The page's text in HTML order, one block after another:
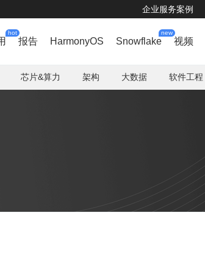
企业服务案例
hot
报告 HarmonyOS Snowflake
new
视频
芯片&算力 架构 大数据 软件工程